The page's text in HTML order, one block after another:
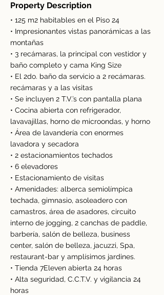
Property Description
• 125 m2 habitables en el Piso 24
• Impresionantes vistas panorámicas a las
montañas
• 3 recámaras, la principal con vestidor y
baño completo y cama King Size
• El 2do. baño da servicio a 2 recámaras.
recámaras y a las visitas
• Se incluyen 2 T.V.’s con pantalla plana
• Cocina abierta con refrigerador,
lavavajillas, horno de microondas, y horno
• Área de lavandería con enormes
lavadora y secadora
• 2 estacionamientos techados
• 6 elevadores
• Estacionamiento de visitas
• Amenidades: alberca semiolímpica
techada, gimnasio, asoleadero con
camastros, área de asadores, circuito
interno de jogging, 2 canchas de paddle,
barbería, salón de belleza, business
center, salón de belleza, jacuzzi, Spa,
restaurant-bar y amplísimos jardines.
• Tienda 7Eleven abierta 24 horas
• Alta seguridad, C.C.T.V. y vigilancia 24
horas